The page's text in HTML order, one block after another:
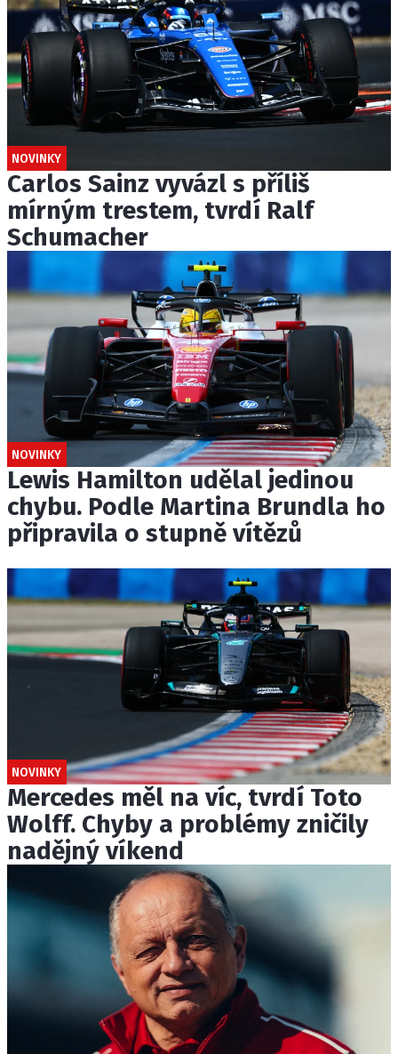
NOVINKY
Carlos Sainz vyvázl s příliš
mírným trestem, tvrdí Ralf
Schumacher
NOVINKY
Lewis Hamilton udělal jedinou
chybu. Podle Martina Brundla ho
připravila o stupně vítězů
NOVINKY
Mercedes měl na víc, tvrdí Toto
Wolff. Chyby a problémy zničily
nadějný víkend